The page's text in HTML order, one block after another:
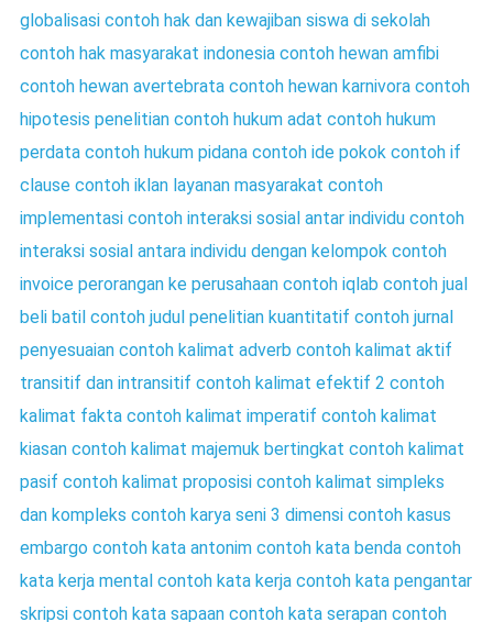
globalisasi contoh hak dan kewajiban siswa di sekolah
contoh hak masyarakat indonesia contoh hewan amfibi
contoh hewan avertebrata contoh hewan karnivora contoh
hipotesis penelitian contoh hukum adat contoh hukum
perdata contoh hukum pidana contoh ide pokok contoh if
clause contoh iklan layanan masyarakat contoh
implementasi contoh interaksi sosial antar individu contoh
interaksi sosial antara individu dengan kelompok contoh
invoice perorangan ke perusahaan contoh iqlab contoh jual
beli batil contoh judul penelitian kuantitatif contoh jurnal
penyesuaian contoh kalimat adverb contoh kalimat aktif
transitif dan intransitif contoh kalimat efektif 2 contoh
kalimat fakta contoh kalimat imperatif contoh kalimat
kiasan contoh kalimat majemuk bertingkat contoh kalimat
pasif contoh kalimat proposisi contoh kalimat simpleks
dan kompleks contoh karya seni 3 dimensi contoh kasus
embargo contoh kata antonim contoh kata benda contoh
kata kerja mental contoh kata kerja contoh kata pengantar
skripsi contoh kata sapaan contoh kata serapan contoh